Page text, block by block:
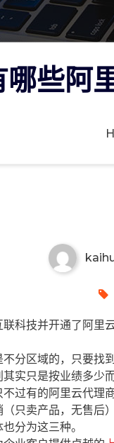
哪些阿
科技并开通了阿里
分区域的，只要找
实只是按业绩多少
过有的阿里云代理
只卖产品，无售后
分为这三种。